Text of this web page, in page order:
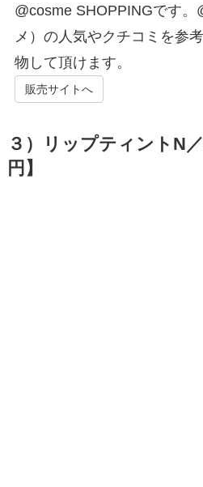
@cosme SHOPPINGです。
メ）の人気やクチコミを参
物して頂けます。
販売サイトへ
３）リップティントN
円】